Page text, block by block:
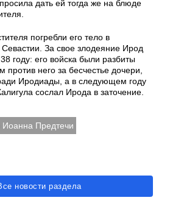
дать ей тогда же на блюде
погребли его тело в
За свое злодеяние Ирод
году: его войска были разбиты
него за бесчестье дочери,
Иродиады, а в следующем году
сослал Ирода в заточение.
Иоанна Предтечи
новости раздела